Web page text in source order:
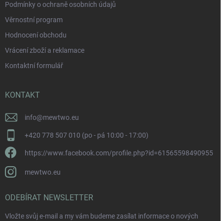
Podmínky o ochraně osobních údajů
Věrnostní program
Hodnocení obchodu
Vrácení zboží a reklamace
Kontaktní formulář
KONTAKT
info@mewtwo.eu
+420 778 507 010 (po - pá 10:00 - 17:00)
https://www.facebook.com/profile.php?id=61565598490955
mewtwo.eu
ODEBÍRAT NEWSLETTER
Vložte svůj e-mail a my vám budeme zasílat informace o nových